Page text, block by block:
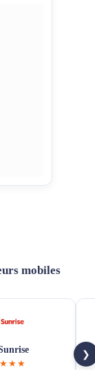
mobiles
❯